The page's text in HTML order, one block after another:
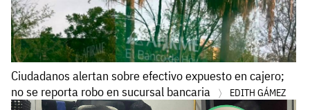
Ciudadanos alertan sobre efectivo expuesto en cajero;
no se reporta robo en sucursal bancaria
EDITH GÁMEZ